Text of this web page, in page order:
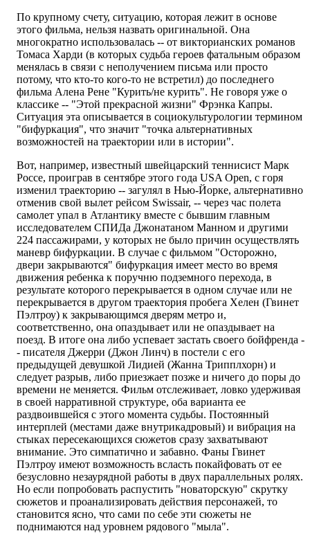
По крупному счету, ситуацию, которая лежит в основе
этого фильма, нельзя назвать оригинальной. Она
многократно использовалась -- от викторианских романов
Томаса Харди (в которых судьба героев фатальным образом
менялась в связи с неполучением письма или просто
потому, что кто-то кого-то не встретил) до последнего
фильма Алена Рене "Курить/не курить". Не говоря уже о
классике -- "Этой прекрасной жизни" Фрэнка Капры.
Cитуация эта описывается в социокультурологии термином
"бифуркация", что значит "точка альтернативных
возможностей на траектории или в истории".
Вот, например, известный швейцарский теннисист Марк
Россе, проиграв в сентябре этого года USA Open, с горя
изменил траекторию -- загулял в Нью-Йорке, альтернативно
отменив свой вылет рейсом Swissair, -- через час полета
самолет упал в Атлантику вместе с бывшим главным
исследователем СПИДа Джонатаном Манном и другими
224 пассажирами, у которых не было причин осуществлять
маневр бифуркации. В случае с фильмом "Осторожно,
двери закрываются" бифуркация имеет место во время
движения ребенка к поручню подземного перехода, в
результате которого перекрывается в одном случае или не
перекрывается в другом траектория пробега Хелен (Гвинет
Пэлтроу) к закрывающимся дверям метро и,
соответственно, она опаздывает или не опаздывает на
поезд. В итоге она либо успевает застать своего бойфренда -
- писателя Джерри (Джон Линч) в постели с его
предыдущей девушкой Лидией (Жанна Трипплхорн) и
следует разрыв, либо приезжает позже и ничего до поры до
времени не меняется. Фильм отслеживает, ловко удерживая
в своей нарративной структуре, оба варианта ее
раздвоившейся с этого момента судьбы. Постоянный
интерплей (местами даже внутрикадровый) и вибрация на
стыках пересекающихся сюжетов сразу захватывают
внимание. Это симпатично и забавно. Фаны Гвинет
Пэлтроу имеют возможность всласть покайфовать от ее
безусловно незаурядной работы в двух параллельных ролях.
Но если попробовать распустить "новаторскую" скрутку
сюжетов и проанализировать действия персонажей, то
становится ясно, что сами по себе эти сюжеты не
поднимаются над уровнем рядового "мыла".